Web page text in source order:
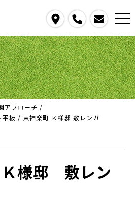
contact us
アプローチ /
平板 / 東神楽町 Ｋ様邸 敷レンガ
様邸 敷レン